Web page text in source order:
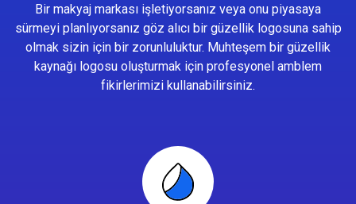
Bir makyaj markası işletiyorsanız veya onu piyasaya
sürmeyi planlıyorsanız göz alıcı bir güzellik logosuna sahip
olmak sizin için bir zorunluluktur. Muhteşem bir güzellik
kaynağı logosu oluşturmak için profesyonel amblem
fikirlerimizi kullanabilirsiniz.